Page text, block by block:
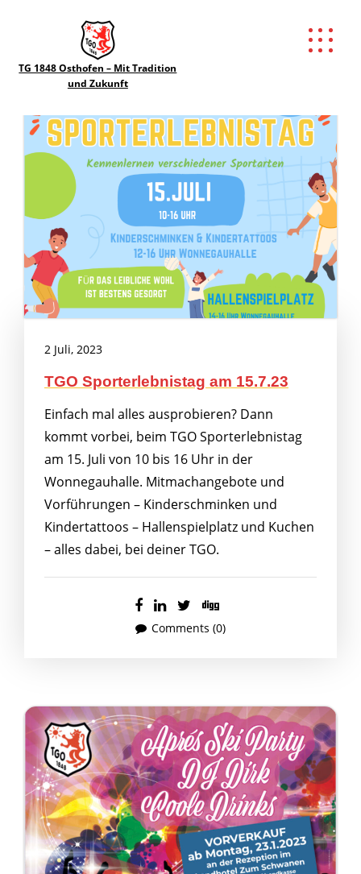
TG 1848 Osthofen – Mit Tradition
und Zukunft
Autor: Gabi Naumann
2 Juli, 2023
TGO Sporterlebnistag am 15.7.23
Einfach mal alles ausprobieren? Dann
kommt vorbei, beim TGO Sporterlebnistag
am 15. Juli von 10 bis 16 Uhr in der
Wonnegauhalle. Mitmachangebote und
Vorführungen – Kinderschminken und
Kindertattoos – Hallenspielplatz und Kuchen
– alles dabei, bei deiner TGO.
Comments (0)